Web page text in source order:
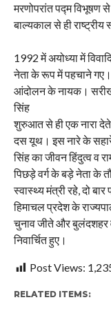
मरणोपरांत पद्म विभूषण से
बाल्यकाल से ही
1992 में अयोध्या में
नेता के रूप में पहचाने गए।
आंदोलन के नायक।
सिंह
शुरुआत से ही एक नारा
दस यूथ। इस नारे के
सिंह का जीवन हिंदुत्व व
पिछड़े वर्ग के बड़े नेता के
स्वास्थ्य मंत्री रहे, दो
हिमाचल प्रदेश के
चुनाव जीते और
निवार्चित हुए।
Post Views:
RELATED ITEMS: